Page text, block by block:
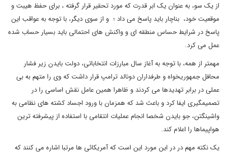
از یک سو، به عنوان یک ابر قدرت که مورد تحقیر قرار گرفته ، برای حفظ هیبت و
موقعیت خود، بناچار باید پاسخ می داد ؛ و از سوی دیگر، با توجه به عواقب این
پاسخ در شرایط حساس منطقه ای و واکنش های احتمالی باید بسیار حساب شده
عمل می کرد.
مهمتر از همه، با توجه به آغاز سال مبارزات انتخاباتی، دولت بایدن زیر فشار
محافل جمهوریخواه و طرفداران دونالد ترامپ قرار داشت که وی را متهم به بی
عملی در برابر تهدیدها می کردند و ظاهرا همین عامل نقش اساسی را در
تصمیمگیری ایفا کرد و باعث شد که همزمان با ورود اجساد کشته های نظامی به
واشینگتن، جو بایدن شخصا انجام عملیات انتقامی با استفاده از پیشرفته ترین
هواپیماها را اعلام کند.
یک نکته مهم در در این مورد این است که آمریکائی ها مرتبا اشاره می کنند که